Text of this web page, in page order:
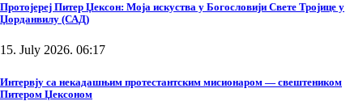
Протојереј Питер Џексон: Моја искуства у Богословији Свете Тројице у
Џорданвилу (САД)
15. July 2026. 06:17
Интервју са некадашњим протестантским мисионаром — свештеником
Питером Џексоном